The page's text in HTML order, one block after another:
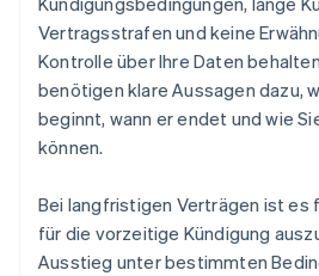
Vertragsstrafen und keine
Kontrolle über Ihre Daten
benötigen klare Aussagen dazu,
beginnt, wann er endet und wie
können.
Bei langfristigen Verträgen ist es
für die vorzeitige Kündigung
Ausstieg unter bestimmten